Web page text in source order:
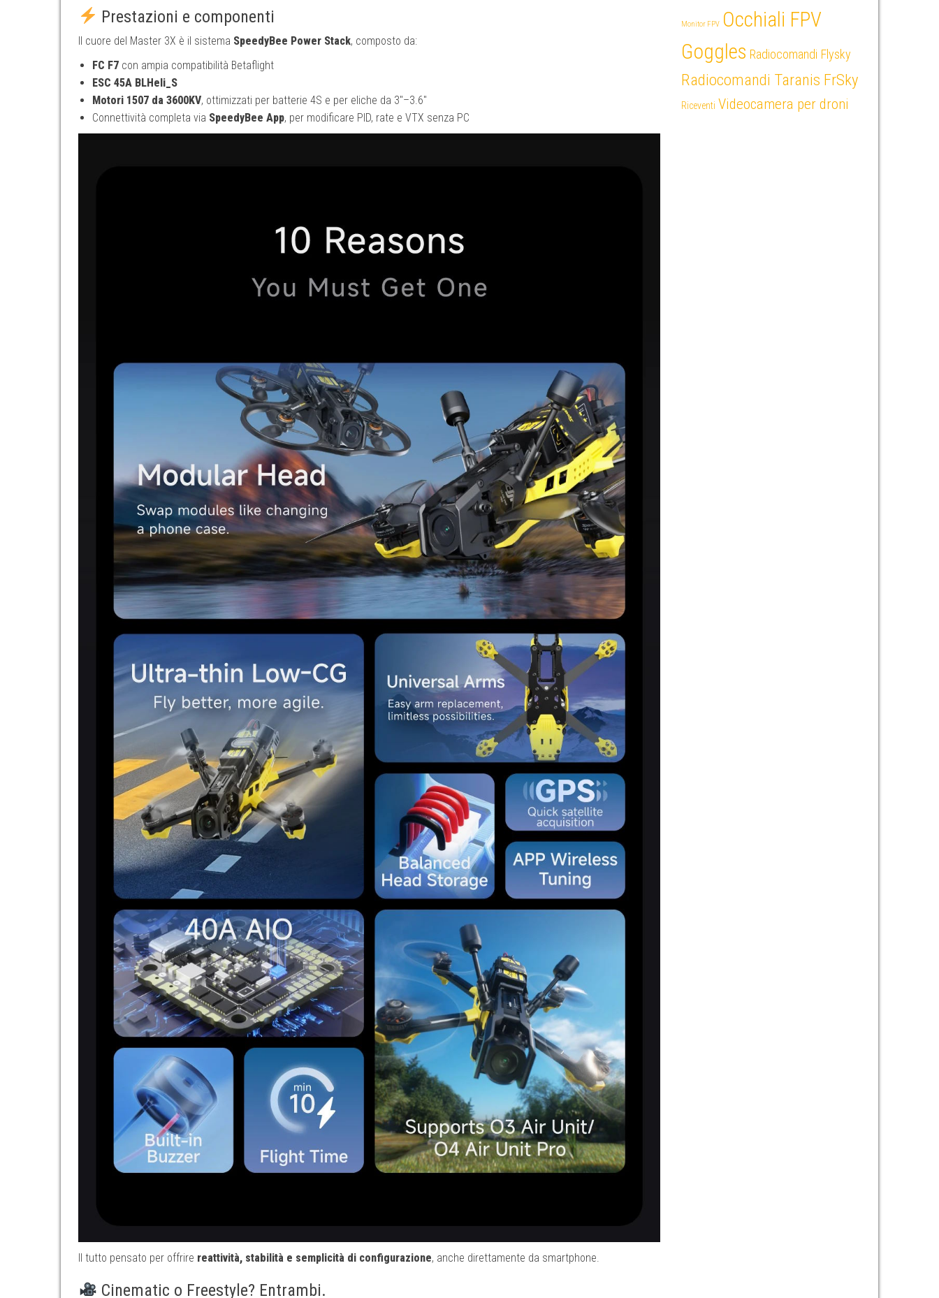
Prestazioni e componenti
Il cuore del Master 3X è il sistema SpeedyBee Power Stack, composto da:
FC F7 con ampia compatibilità Betaflight
ESC 45A BLHeli_S
Motori 1507 da 3600KV, ottimizzati per batterie 4S e per eliche da 3″–3.6″
Connettività completa via SpeedyBee App, per modificare PID, rate e VTX senza PC
Il tutto pensato per offrire reattività, stabilità e semplicità di configurazione, anche direttamente da smartphone.
Cinematic o Freestyle? Entrambi.
Monitor FPV Occhiali FPV
Goggles Radiocomandi Flysky
Radiocomandi Taranis FrSky
Riceventi Videocamera per droni